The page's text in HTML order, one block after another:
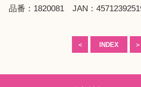
品番：1820081 JAN：
＜ INDEX ＞